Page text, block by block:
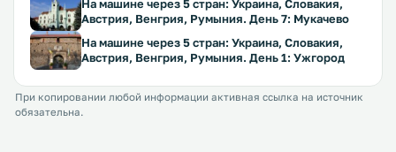
На машине через 5 стран: Украина, Словакия,
Австрия, Венгрия, Румыния. День 7: Мукачево
На машине через 5 стран: Украина, Словакия,
Австрия, Венгрия, Румыния. День 1: Ужгород
При копировании любой информации активная ссылка на источник
обязательна.